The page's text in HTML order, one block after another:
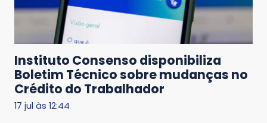
Instituto Consenso disponibiliza
Boletim Técnico sobre mudanças no
Crédito do Trabalhador
17 jul às 12:44